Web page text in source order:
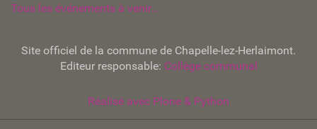
Tous les événements à venir…
Site officiel de la commune de Chapelle-lez-Herlaimont.
Editeur responsable: Collège communal
Réalisé avec Plone & Python